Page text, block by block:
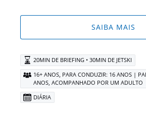
SAIBA MAIS
20MIN DE BRIEFING • 30MIN DE JETSKI
16+ ANOS, PARA CONDUZIR: 16 ANOS |
ANOS, ACOMPANHADO POR UM ADULTO
DIÁRIA